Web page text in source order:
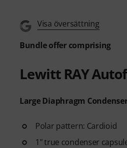
Visa översättning
Bundle offer comprising
Lewitt RAY
Large Diaphragm
Polar pattern: Cardioid
1" true condenser